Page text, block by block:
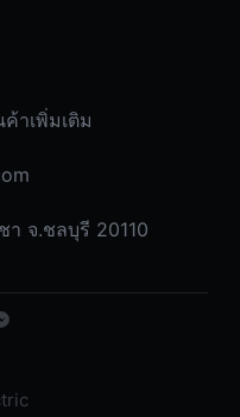
าเพิ่มเติม
จ.ชลบุรี 20110